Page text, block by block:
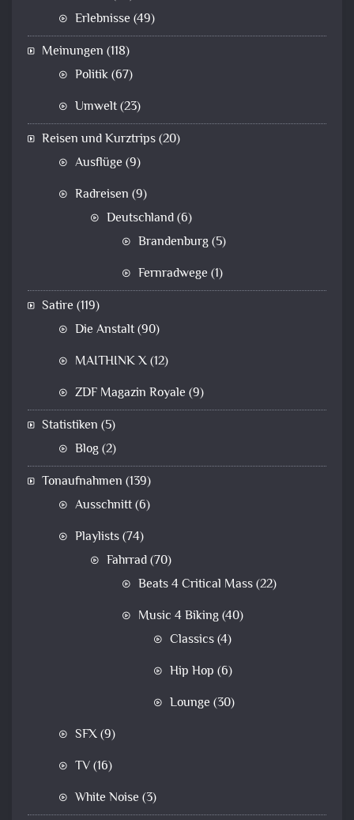
Erlebnisse (49)
Meinungen (118)
Politik(67)
Umwelt(23)
Reisen und Kurztrips(20)
Ausflüge (9)
Radreisen (9)
Deutschland(6)
Brandenburg(5)
Fernradwege (1)
Satire (119)
Die Anstalt(90)
MAITHINK X(12)
ZDF Magazin Royale (9)
Statistiken (5)
Blog(2)
Tonaufnahmen (139)
Ausschnitt(6)
Playlists(74)
Fahrrad(70)
Beats 4 Critical Mass(22)
Music 4 Biking(40)
Classics(4)
Hip Hop (6)
Lounge (30)
SFX(9)
TV(16)
White Noise (3)